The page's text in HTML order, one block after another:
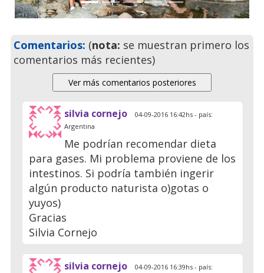
Comentarios: (nota: se muestran primero los
comentarios más recientes)
silvia cornejo 04-09-2016 16:42hs - país:
Argentina
Me podrían recomendar dieta
para gases. Mi problema proviene de los
intestinos. Si podría también ingerir
algún producto naturista o)gotas o
yuyos)
Gracias
Silvia Cornejo
silvia cornejo 04-09-2016 16:39hs - país: